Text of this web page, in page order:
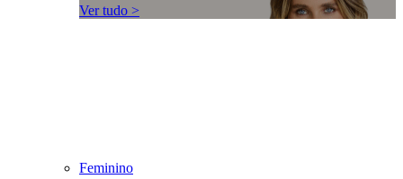
Ver tudo >
Feminino